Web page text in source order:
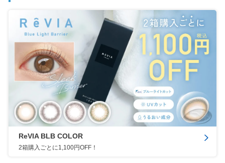
ReVIA BLB COLOR
2箱購入ごとに1,100円OFF！